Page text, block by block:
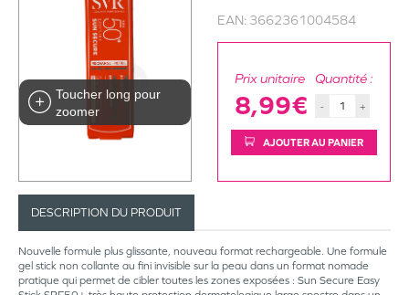
Toucher long pour
zoomer
EAN: 3662361004584
Prix unitaire
8,99€
Quantité :
- +
AJOUTER AU PANIER
DESCRIPTION DU PRODUIT
Nouvelle formule plus glissante, nouveau format rechargeable. Une formule
gel stick non collante au fini invisible sur la peau dans un format nomade
pratique qui permet de cibler toutes les zones exposées : Sun Secure Easy